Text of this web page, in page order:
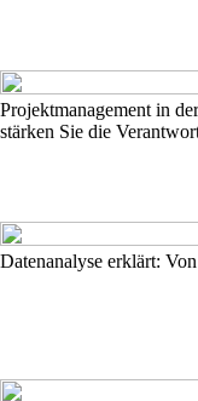
Projektmanagement in
stärken Sie die
Datenanalyse erklärt: